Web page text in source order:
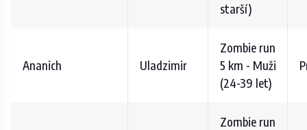
starší)
Ananich Uladzimir
Zombie run
5 km - Muži
(24-39 let)
Zombie run